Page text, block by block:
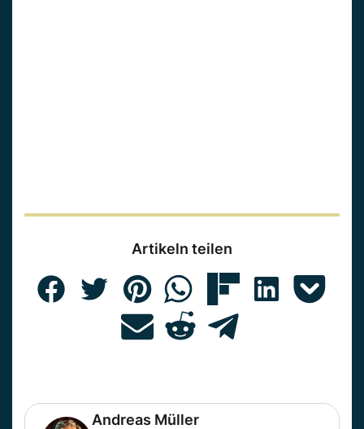
Artikeln teilen
Andreas Müller